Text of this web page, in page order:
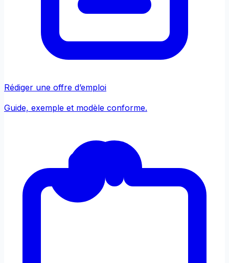
Rédiger une offre d’emploi
Guide, exemple et modèle conforme.